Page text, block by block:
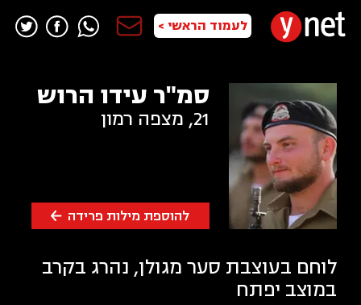
לעמוד הראשי >
להוספת מילות פרידה
סמ"ר עידו הרוש
21
, מצפה רמון
לוחם בעוצבת סער מגולן, נהרג בקרב
במוצב יפתח